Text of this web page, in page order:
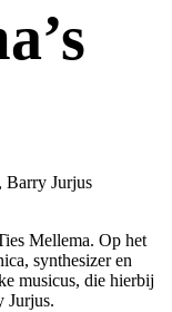
Barry Jurjus
Mellema. Op het
synthesizer en
musicus, die hierbij
Jurjus.